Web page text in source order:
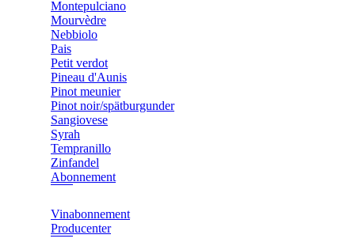
Montepulciano
Mourvèdre
Nebbiolo
Pais
Petit verdot
Pineau d'Aunis
Pinot meunier
Pinot noir/spätburgunder
Sangiovese
Syrah
Tempranillo
Zinfandel
Abonnement
Vinabonnement
Producenter